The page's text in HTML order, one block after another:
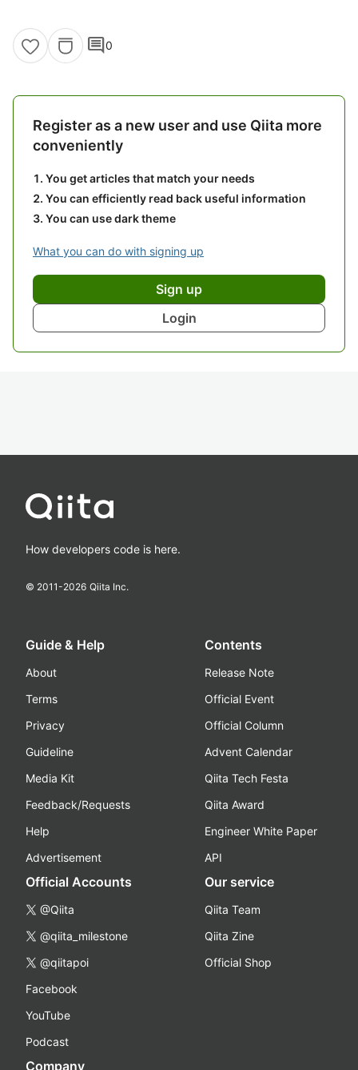
comment0
Register as a new user and use Qiita more
conveniently
You get articles that match your needs
You can efficiently read back useful information
You can use dark theme
What you can do with signing up
Sign up
Login
How developers code is here.
© 2011-2026 Qiita Inc.
Guide & Help
About
Terms
Privacy
Guideline
Media Kit
Feedback/Requests
Help
Advertisement
Contents
Release Note
Official Event
Official Column
Advent Calendar
Qiita Tech Festa
Qiita Award
Engineer White Paper
API
Official Accounts
@Qiita
@qiita_milestone
@qiitapoi
Facebook
YouTube
Podcast
Our service
Qiita Team
Qiita Zine
Official Shop
Company